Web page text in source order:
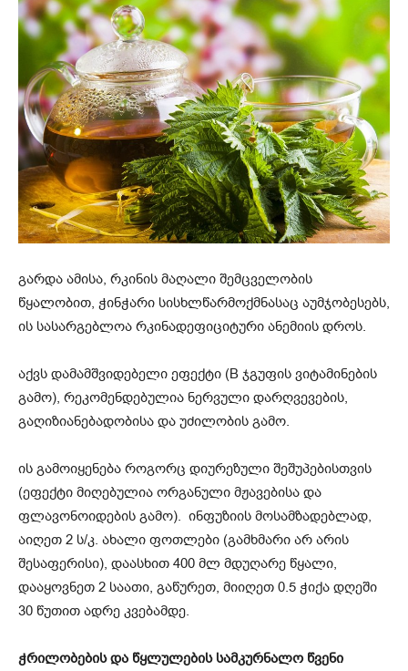
გარდა ამისა, რკინის მაღალი შემცველობის
წყალობით, ჭინჭარი სისხლწარმოქმნასაც აუმჯობესებს,
ის სასარგებლოა რკინადეფიციტური ანემიის დროს.
აქვს დამამშვიდებელი ეფექტი (B ჯგუფის ვიტამინების
გამო), რეკომენდებულია ნერვული დარღვევების,
გაღიზიანებადობისა და უძილობის გამო.
ის გამოიყენება როგორც დიურეზული შეშუპებისთვის
(ეფექტი მიღებულია ორგანული მჟავებისა და
ფლავონოიდების გამო). ინფუზიის მოსამზადებლად,
აიღეთ 2 ს/კ. ახალი ფოთლები (გამხმარი არ არის
შესაფერისი), დაასხით 400 მლ მდუღარე წყალი,
დააყოვნეთ 2 საათი, გაწურეთ, მიიღეთ 0.5 ჭიქა დღეში
30 წუთით ადრე კვებამდე.
ჭრილობების და წყლულების სამკურნალო წვენი